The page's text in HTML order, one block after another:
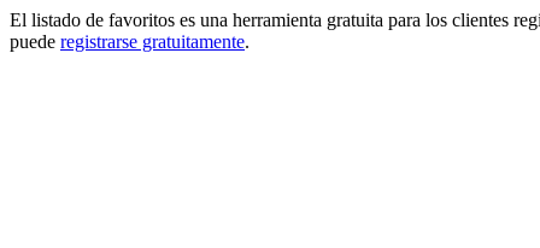
El listado de favoritos es una herramienta gratuita para los clientes
puede registrarse gratuitamente.